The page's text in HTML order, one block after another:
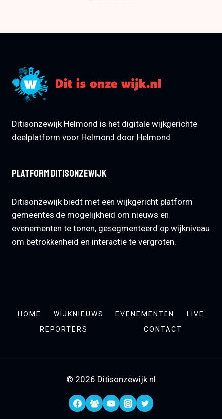
Ditisonzewijk Helmond is het digitale wijkgerichte
deelplatform voor Helmond door Helmond.
Platform Ditisonzewijk
Ditisonzewijk biedt met een wijkgericht platform
gemeentes de mogelijkheid om nieuws en
evenementen te tonen, gesegmenteerd op wijkniveau
om betrokkenheid en interactie te vergroten.
HOME WIJKNIEUWS EVENEMENTEN
LIVE
REPORTERS
CONTACT
© 2026 Ditisonzewijk.nl